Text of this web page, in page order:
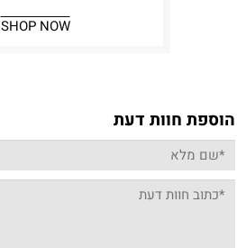
SHOP NOW
הוספת חוות דעת